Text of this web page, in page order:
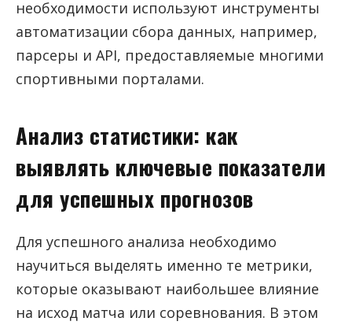
необходимости используют инструменты
автоматизации сбора данных, например,
парсеры и API, предоставляемые многими
спортивными порталами.
Анализ статистики: как
выявлять ключевые показатели
для успешных прогнозов
Для успешного анализа необходимо
научиться выделять именно те метрики,
которые оказывают наибольшее влияние
на исход матча или соревнования. В этом